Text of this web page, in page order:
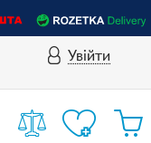
Увійти